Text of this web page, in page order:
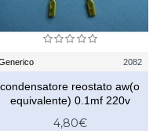
2082
condensatore reostato aw(o
equivalente) 0.1mf 220v
4,80€